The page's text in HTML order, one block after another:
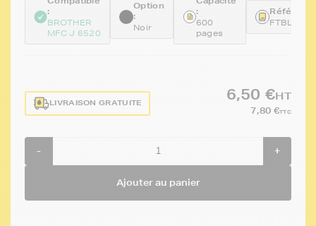
:
BROTHER
MFC J 6520
Option
:
Noir
:
600
pages
LIVRAISON GRATUITE
6,50 €HT
7,80 €TTC
- +
Ajouter au panier